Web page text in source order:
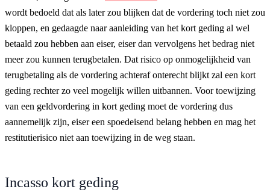
wordt bedoeld dat als later zou blijken dat de vordering toch niet zou
kloppen, en gedaagde naar aanleiding van het kort geding al wel
betaald zou hebben aan eiser, eiser dan vervolgens het bedrag niet
meer zou kunnen terugbetalen. Dat risico op onmogelijkheid van
terugbetaling als de vordering achteraf onterecht blijkt zal een kort
geding rechter zo veel mogelijk willen uitbannen. Voor toewijzing
van een geldvordering in kort geding moet de vordering dus
aannemelijk zijn, eiser een spoedeisend belang hebben en mag het
restitutierisico niet aan toewijzing in de weg staan.
Incasso kort geding